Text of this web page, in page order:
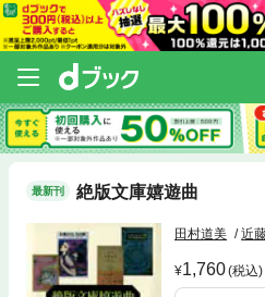
最新刊 絶版文庫嬉遊曲
田村道美 近
1,760(税込)